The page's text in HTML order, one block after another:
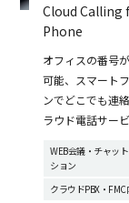
Cloud Calling
Phone
オフィスの番号
可能、スマート
ンでどこでも連
ラウド電話サービ
WEB会議・チャッ
ション
クラウドPBX・